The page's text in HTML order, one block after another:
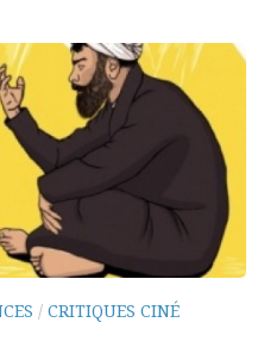
/ CRITIQUES CINÉ